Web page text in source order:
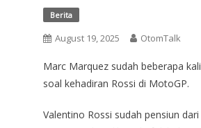
Berita
August 19, 2025 OtomTalk
Marc Marquez sudah beberapa
soal kehadiran Rossi di MotoGP.
Valentino Rossi sudah pensiun